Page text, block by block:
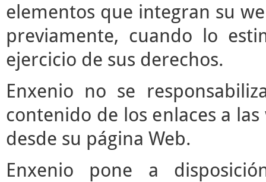
elementos que integran su
previamente, cuando lo
ejercicio de sus derechos.
Enxenio no se
contenido de los enlaces a
desde su página Web.
Enxenio pone a